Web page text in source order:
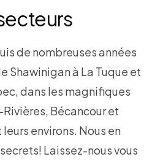
de nombreuses années
Shawinigan à La Tuque et
dans les magnifiques
Bécancour et
environs. Nous en
Laissez-nous vous